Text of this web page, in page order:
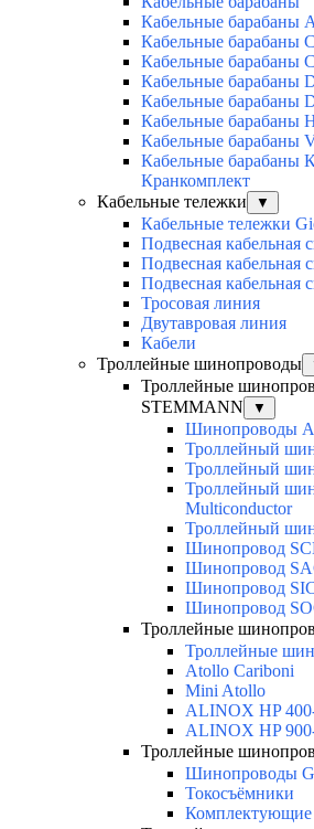
Кабельные барабаны
Кабельные барабаны
Кабельные барабаны
Кабельные барабаны
Кабельные барабаны
Кабельные барабаны
Кабельные барабаны
Кабельные барабаны
Кранкомплект
Кабельные тележки
▼
Кабельные тележки
Подвесная кабельная
Подвесная кабельная
Подвесная кабельная
Тросовая линия
Двутавровая линия
Кабели
Троллейные шинопроводы
Троллейные
STEMMANN
▼
Шинопроводы
Троллейный
Троллейный
Троллейный
Multiconductor
Троллейный
Шинопровод
Шинопровод
Шинопровод
Шинопровод
Троллейные
Троллейные
Atollo Cariboni
Mini Atollo
ALINOX HP
ALINOX HP
Троллейные
Шинопроводы
Токосъёмники
Комплектующие